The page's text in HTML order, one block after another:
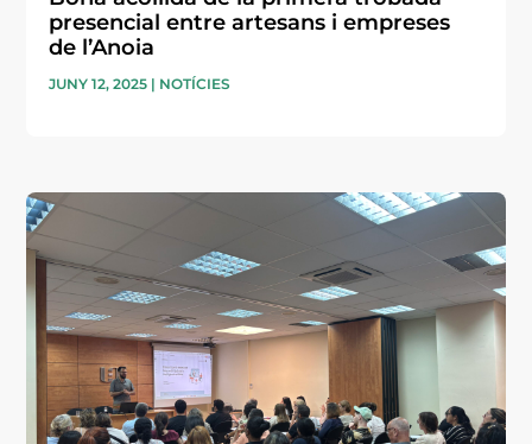
presencial entre artesans i empreses
de l’Anoia
JUNY 12, 2025 | NOTÍCIES